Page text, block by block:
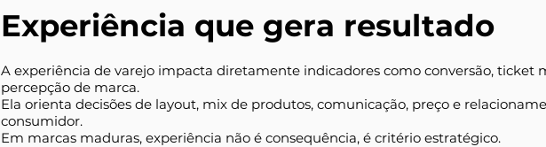
Experiência que gera resultado
A experiência de varejo impacta diretamente indicadores como conversão, ticket
percepção de marca.
Ela orienta decisões de layout, mix de produtos, comunicação, preço e
consumidor.
Em marcas maduras, experiência não é consequência, é critério estratégico.